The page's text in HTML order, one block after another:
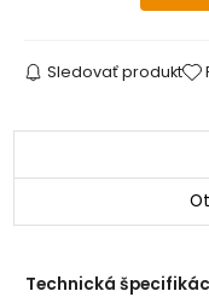
Sledovať produkt
Technická